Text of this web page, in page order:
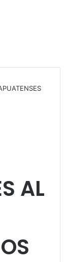
AL